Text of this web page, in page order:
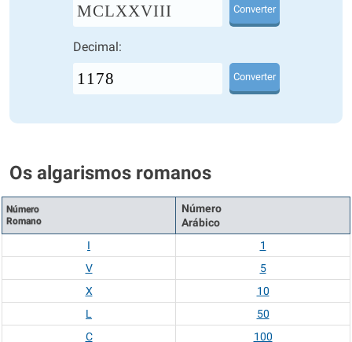
MCLXXVIII Converter
Decimal:
Converter
Os algarismos romanos
Número
Romano
Número
Arábico
I
1
V
5
X
10
L
50
C
100